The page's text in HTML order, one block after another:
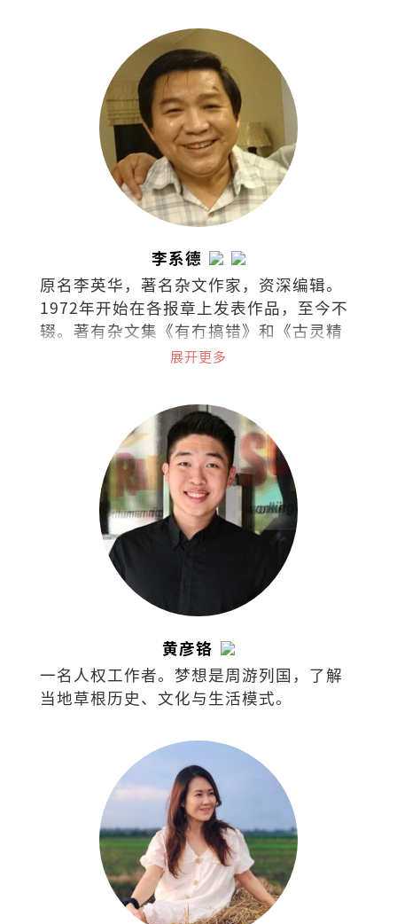
李系德
原名李英华，著名杂文作家，资深编辑。
1972年开始在各报章上发表作品，至今不
辍。著有杂文集《有冇搞错》和《古灵精
展开更多
黄彦铬
一名人权工作者。梦想是周游列国，了解
当地草根历史、文化与生活模式。